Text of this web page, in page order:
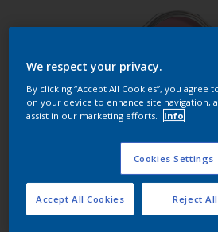
Trouver des produits
Allons-y
We respect your privacy.
By clicking “Accept All Cookies”, you
on your device to enhance site navigation,
assist in our marketing efforts.
Info
Cookies Settings
Reject All
Accept All Cookies